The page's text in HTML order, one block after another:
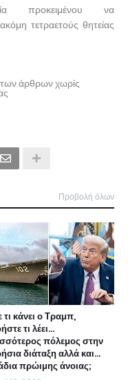
προκειμένου να
τετραετούς θητείας
των άρθρων χωρίς
Προβολή όλων
τι κάνει ο Τραμπ,
τι λέει...
πόλεμος στην
διάταξη αλλά και...
πρώιμης άνοιας;